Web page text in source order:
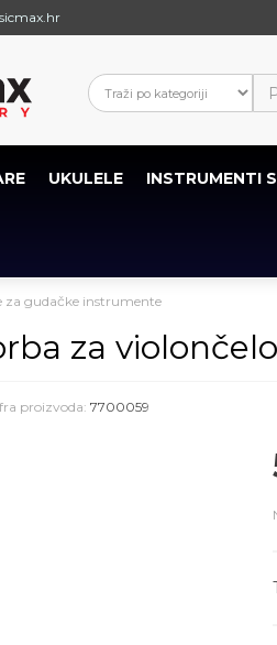
UKULELE INSTRUMENTI
za gudačke instrumente
za violončelo
proizvoda: 7700059